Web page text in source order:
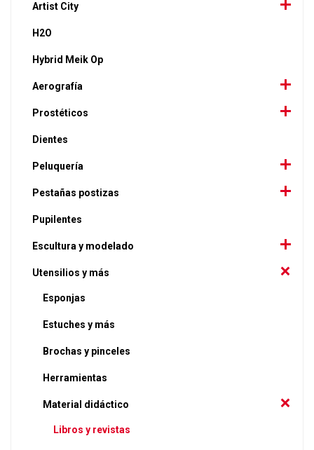
Artist City
H2O
Hybrid Meik Op
Aerografía
Prostéticos
Dientes
Peluquería
Pestañas postizas
Pupilentes
Escultura y modelado
Utensilios y más
Esponjas
Estuches y más
Brochas y pinceles
Herramientas
Material didáctico
Libros y revistas